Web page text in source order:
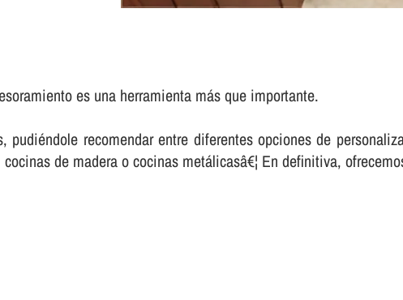
es una herramienta más que importante.
recomendar entre diferentes opciones de
de madera o cocinas metálicasâ€¦ En definitiva,